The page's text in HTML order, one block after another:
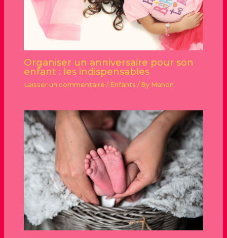
Organiser un anniversaire pour son
enfant : les indispensables
Laisser un commentaire / Enfants / By Manon